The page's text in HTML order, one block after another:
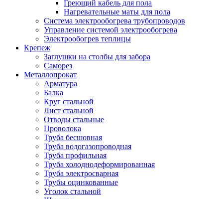
Греющий кабель для пола
Нагревательные маты для пола
Система электрообогрева трубопроводов
Управление системой электрообогрева
Электрообогрев теплицы
Крепеж
Заглушки на столбы для забора
Саморез
Металлопрокат
Арматура
Балка
Круг стальной
Лист стальной
Отводы стальные
Проволока
Труба бесшовная
Труба водогазопроводная
Труба профильная
Труба холоднодеформированная
Труба электросварная
Трубы оцинкованные
Уголок стальной